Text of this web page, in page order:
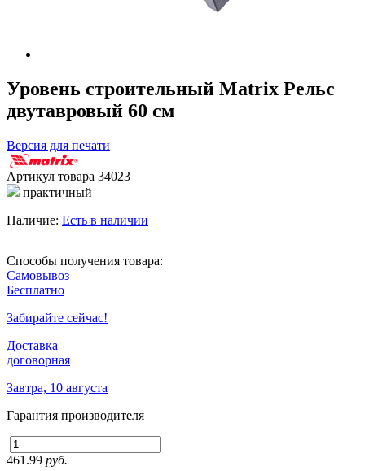
Уровень строительный Matrix Рельс
двутавровый 60 см
Версия для печати
Артикул товара 34023
практичный
Наличие: Есть в наличии
Способы получения товара:
Самовывоз
Бесплатно
Забирайте сейчас!
Доставка
договорная
Завтра, 10 августа
Гарантия производителя
461.99 руб.